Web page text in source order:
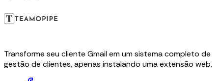
Transforme seu cliente Gmail em um sistema completo de
gestão de clientes, apenas instalando uma extensão web.